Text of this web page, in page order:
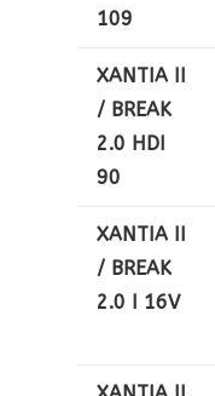
109
XANTIA II
/ BREAK
2.0 HDI
90
XANTIA II
/ BREAK
2.0 I 16V